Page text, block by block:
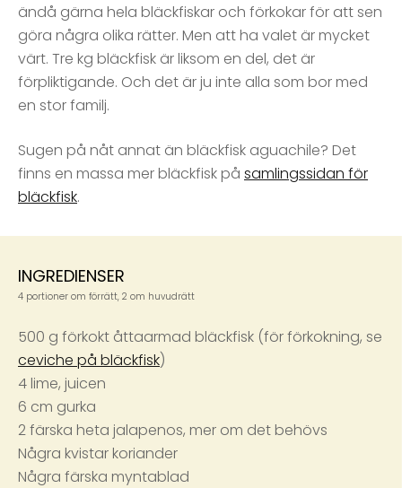
ändå gärna hela bläckfiskar och förkokar för att sen
göra några olika rätter. Men att ha valet är mycket
värt. Tre kg bläckfisk är liksom en del, det är
förpliktigande. Och det är ju inte alla som bor med
en stor familj.
Sugen på nåt annat än bläckfisk aguachile? Det
finns en massa mer bläckfisk på samlingssidan för
bläckfisk.
INGREDIENSER
4 portioner om förrätt, 2 om huvudrätt
500 g förkokt åttaarmad bläckfisk (för förkokning, se
ceviche på bläckfisk)
4 lime, juicen
6 cm gurka
2 färska heta jalapenos, mer om det behövs
Några kvistar koriander
Några färska myntablad